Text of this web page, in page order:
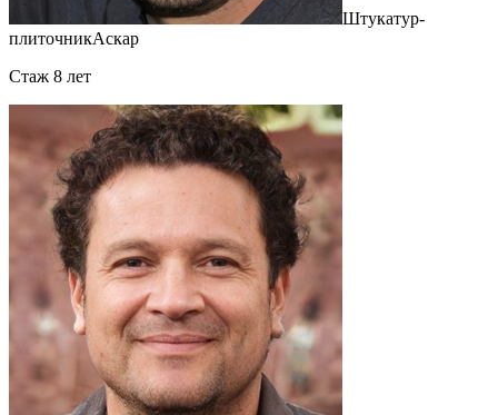
Штукатур-
плиточникАскар
Cтаж 8 лет